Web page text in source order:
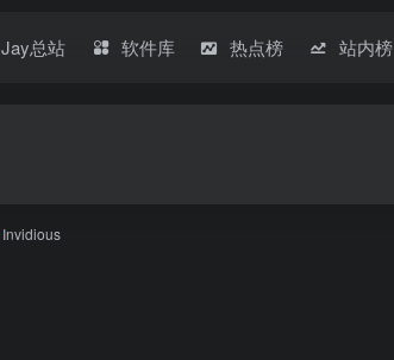
Jay总站 软件库 热点榜 站内榜
Invidious